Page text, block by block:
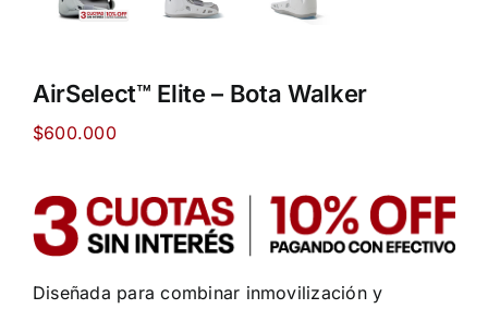
AirSelect™ Elite – Bota Walker
$600.000
Diseñada para combinar inmovilización y